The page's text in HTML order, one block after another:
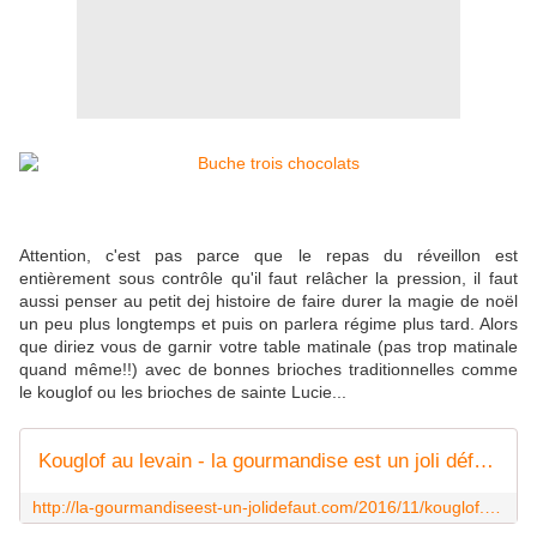
Attention, c'est pas parce que le repas du réveillon est
entièrement sous contrôle qu'il faut relâcher la pression, il faut
aussi penser au petit dej histoire de faire durer la magie de noël
un peu plus longtemps et puis on parlera régime plus tard. Alors
que diriez vous de garnir votre table matinale (pas trop matinale
quand même!!) avec de bonnes brioches traditionnelles comme
le kouglof ou les brioches de sainte Lucie...
Kouglof au levain - la gourmandise est un joli défaut